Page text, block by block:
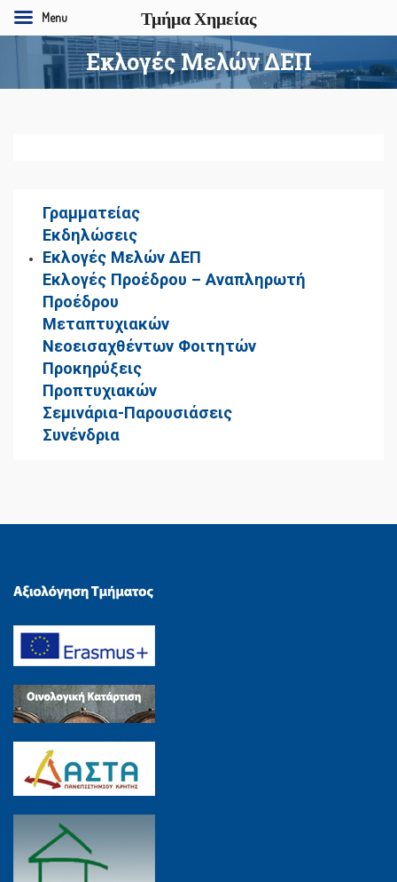
Εκλογές Μελών ΔΕΠ
Γραμματείας
Εκδηλώσεις
Εκλογές Μελών ΔΕΠ
Εκλογές Προέδρου – Αναπληρωτή
Προέδρου
Μεταπτυχιακών
Νεοεισαχθέντων Φοιτητών
Προκηρύξεις
Προπτυχιακών
Σεμινάρια-Παρουσιάσεις
Συνένδρια
Menu Τμήμα Χημείας